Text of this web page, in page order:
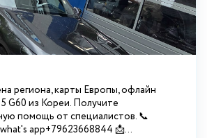
региона, карты Европы, офлайн
G60 из Кореи. Получите
помощь от специалистов. 📞
app+79623668844 📩...